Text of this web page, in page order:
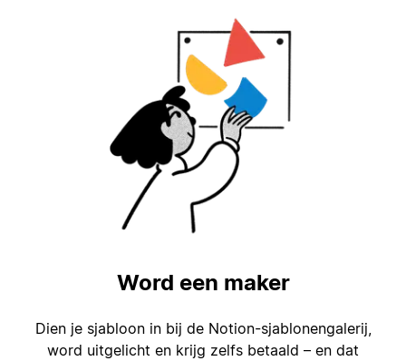
Word een maker
Dien je sjabloon in bij de Notion-sjablonengalerij,
word uitgelicht en krijg zelfs betaald – en dat